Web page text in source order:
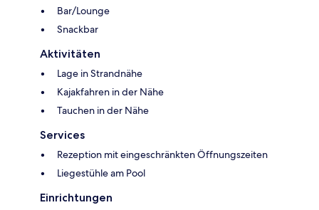
Bar/Lounge
Snackbar
Aktivitäten
Lage in Strandnähe
Kajakfahren in der Nähe
Tauchen in der Nähe
Services
Rezeption mit eingeschränkten Öffnungszeiten
Liegestühle am Pool
Einrichtungen